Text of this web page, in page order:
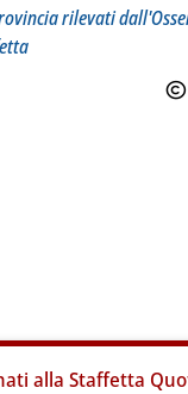
rilevati
alla Staffetta